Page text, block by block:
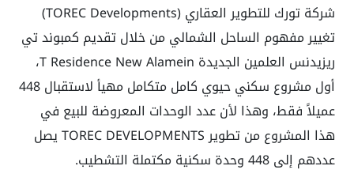
شركة تورك للتطوير العقاري (TOREC Developments)
تغيير مفهوم الساحل الشمالي من خلال تقديم كمبوند تي
ريزيدنس العلمين الجديدة T Residence New Alamein،
أول مشروع سكني حيوي كامل متكامل مهيأ لاستقبال 448
عميلاً فقط، وهذا لأن عدد الوحدات المعروضة للبيع في
هذا المشروع من تطوير TOREC DEVELOPMENTS يصل
عددهم إلى 448 وحدة سكنية مكتملة التشطيب.